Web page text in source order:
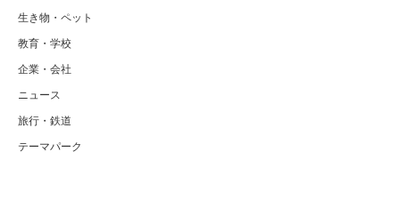
生き物・ペット
教育・学校
企業・会社
ニュース
旅行・鉄道
テーマパーク